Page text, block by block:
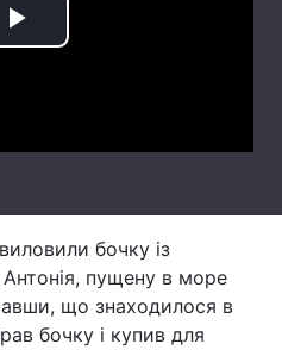
Play
бочку із
пущену в море
що знаходилося в
бочку і купив для